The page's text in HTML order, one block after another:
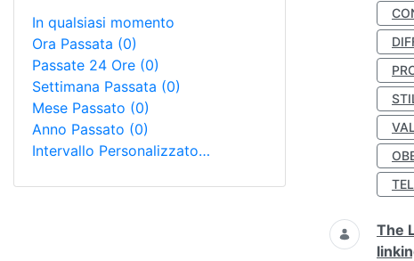
In qualsiasi momento
Ora Passata (0)
Passate 24 Ore (0)
Settimana Passata (0)
Mese Passato (0)
Anno Passato (0)
Intervallo Personalizzato…
The